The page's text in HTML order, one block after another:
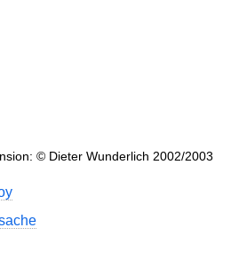
© Dieter Wunderlich 2002/2003